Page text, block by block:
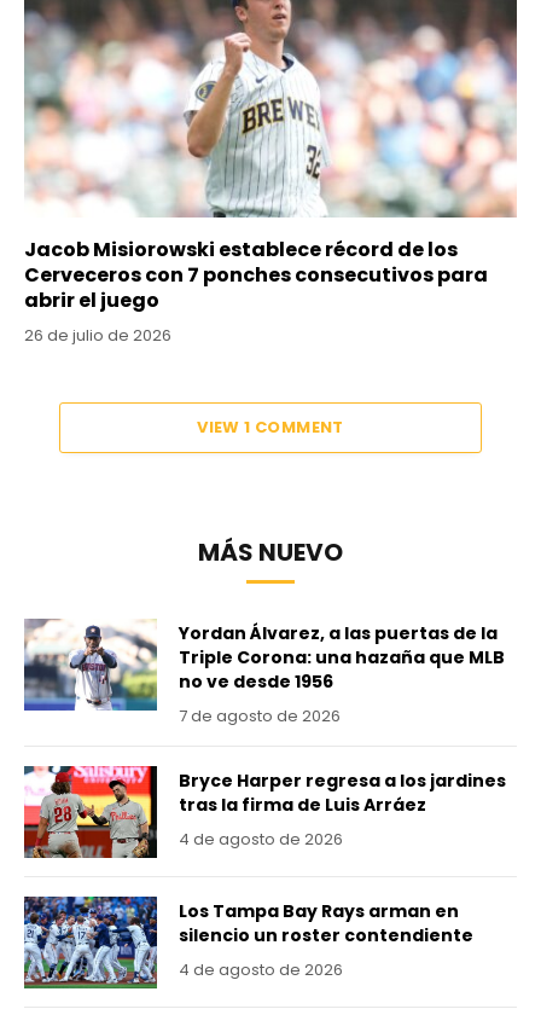
Jacob Misiorowski establece récord de los
Cerveceros con 7 ponches consecutivos para
abrir el juego
26 de julio de 2026
VIEW 1 COMMENT
MÁS NUEVO
Yordan Álvarez, a las puertas de la
Triple Corona: una hazaña que MLB
no ve desde 1956
7 de agosto de 2026
Bryce Harper regresa a los jardines
tras la firma de Luis Arráez
4 de agosto de 2026
Los Tampa Bay Rays arman en
silencio un roster contendiente
4 de agosto de 2026